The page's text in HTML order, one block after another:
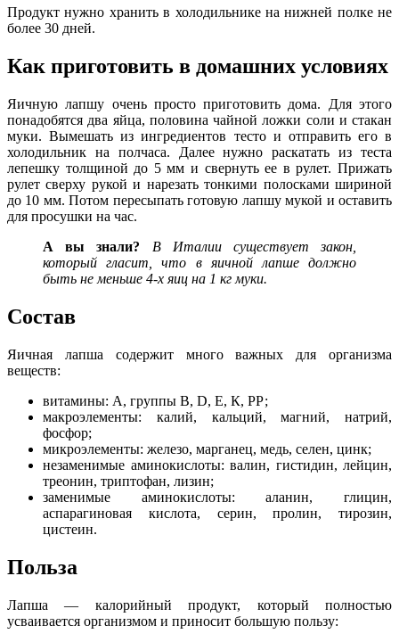
Продукт нужно хранить в холодильнике на нижней полке не
более 30 дней.
Как приготовить в домашних условиях
Яичную лапшу очень просто приготовить дома. Для этого
понадобятся два яйца, половина чайной ложки соли и стакан
муки. Вымешать из ингредиентов тесто и отправить его в
холодильник на полчаса. Далее нужно раскатать из теста
лепешку толщиной до 5 мм и свернуть ее в рулет. Прижать
рулет сверху рукой и нарезать тонкими полосками шириной
до 10 мм. Потом пересыпать готовую лапшу мукой и оставить
для просушки на час.
А вы знали?
В Италии существует закон,
который гласит, что в яичной лапше должно
быть не меньше 4-х яиц на 1 кг муки.
Состав
Яичная лапша содержит много важных для организма
веществ:
витамины: А, группы В, D, Е, К, РР;
макроэлементы: калий, кальций, магний, натрий,
фосфор;
микроэлементы: железо, марганец, медь, селен, цинк;
незаменимые аминокислоты: валин, гистидин, лейцин,
треонин, триптофан, лизин;
заменимые аминокислоты: аланин, глицин,
аспарагиновая кислота, серин, пролин, тирозин,
цистеин.
Польза
Лапша — калорийный продукт, который полностью
усваивается организмом и приносит большую пользу: